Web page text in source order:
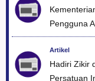
Pengguna
Artikel
Hadiri Zikir
Persatuan